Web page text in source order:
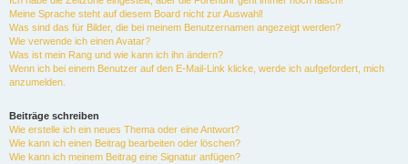
Meine Sprache steht auf diesem Board nicht zur Auswahl!
Was sind das für Bilder, die bei meinem Benutzernamen angezeigt werden?
Wie verwende ich einen Avatar?
Was ist mein Rang und wie kann ich ihn ändern?
Wenn ich bei einem Benutzer auf den E-Mail-Link klicke, werde ich aufgefordert, mich
anzumelden.
Beiträge schreiben
Wie erstelle ich ein neues Thema oder eine Antwort?
Wie kann ich einen Beitrag bearbeiten oder löschen?
Wie kann ich meinem Beitrag eine Signatur anfügen?